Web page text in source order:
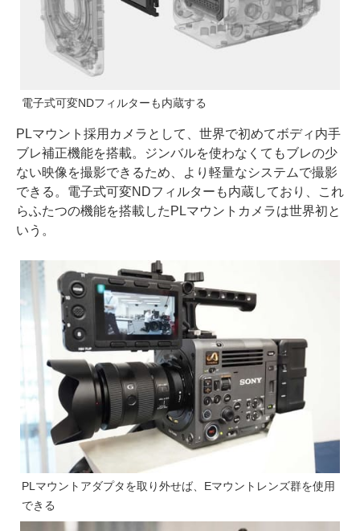
電子式可変NDフィルターも内蔵する
PLマウント採用カメラとして、世界で初めてボディ内手
ブレ補正機能を搭載。ジンバルを使わなくてもブレの少
ない映像を撮影できるため、より軽量なシステムで撮影
できる。電子式可変NDフィルターも内蔵しており、これ
らふたつの機能を搭載したPLマウントカメラは世界初と
いう。
PLマウントアダプタを取り外せば、Eマウントレンズ群を使用
できる